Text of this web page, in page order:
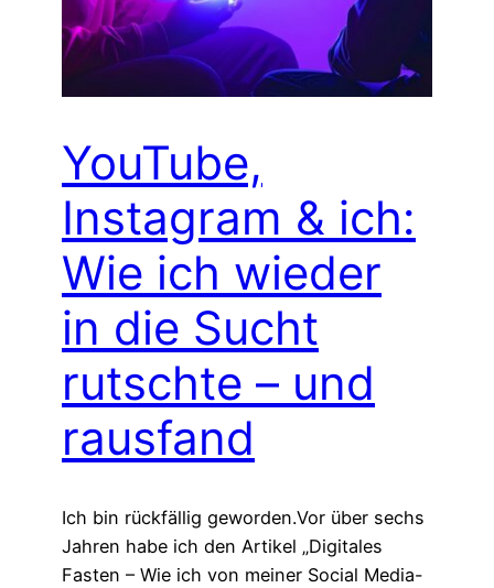
YouTube,
Instagram & ich:
Wie ich wieder
in die Sucht
rutschte – und
rausfand
Ich bin rückfällig geworden.Vor über sechs
Jahren habe ich den Artikel „Digitales
Fasten – Wie ich von meiner Social Media-